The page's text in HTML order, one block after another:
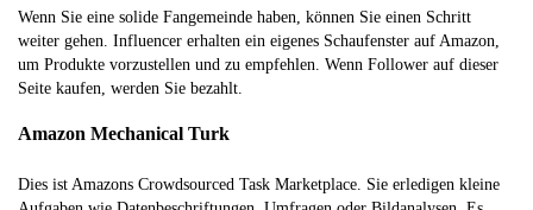
Wenn Sie eine solide Fangemeinde haben, können Sie einen Schritt
weiter gehen. Influencer erhalten ein eigenes Schaufenster auf Amazon,
um Produkte vorzustellen und zu empfehlen. Wenn Follower auf dieser
Seite kaufen, werden Sie bezahlt.
Amazon Mechanical Turk
Dies ist Amazons Crowdsourced Task Marketplace. Sie erledigen kleine